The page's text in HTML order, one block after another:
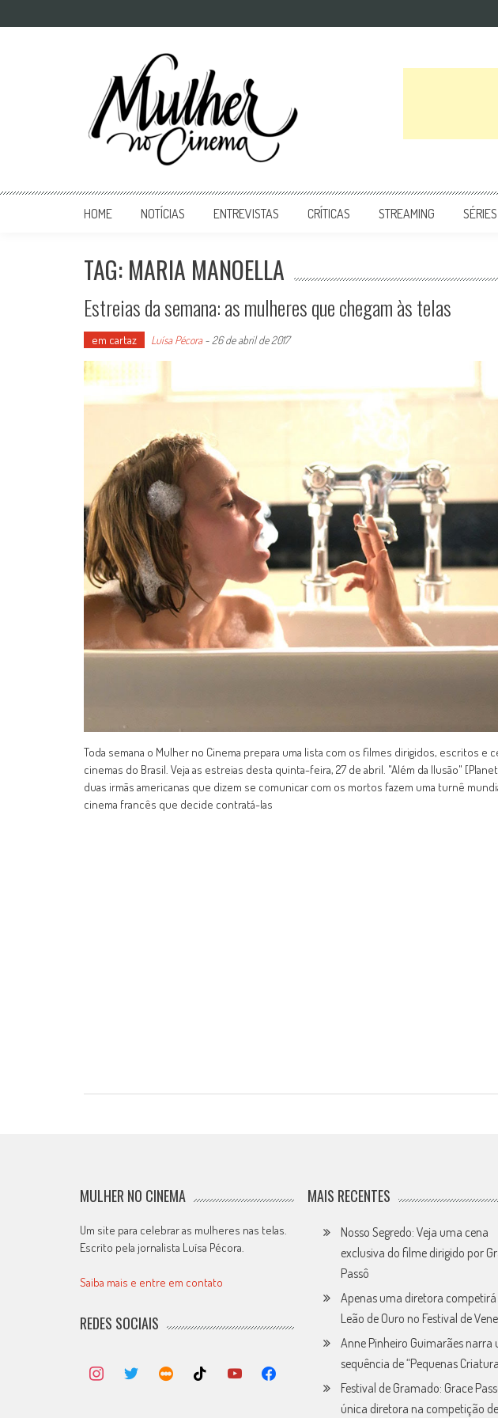
Mulher no Cinema
HOME NOTÍCIAS ENTREVISTAS CRÍTICAS STREAMING SÉRIES
TAG: MARIA MANOELLA
Estreias da semana: as mulheres que chegam às telas
em cartaz Luísa Pécora- 26 de abril de 2017
Toda semana o Mulher no Cinema prepara uma lista com os filmes dirigidos, escritos e
cinemas do Brasil. Veja as estreias desta quinta-feira, 27 de abril. "Além da Ilusão"
duas irmãs americanas que dizem se comunicar com os mortos fazem uma turnê
cinema francês que decide contratá-las
MULHER NO CINEMA
Um site para celebrar as mulheres nas telas.
Escrito pela jornalista Luísa Pécora.
Saiba mais e entre em contato
REDES SOCIAIS
MAIS RECENTES
Nosso Segredo: Veja uma cena
exclusiva do filme dirigido por
Passô
Apenas uma diretora competirá
Leão de Ouro no Festival de
Anne Pinheiro Guimarães narra
sequência de “Pequenas
Festival de Gramado: Grace
única diretora na competição de